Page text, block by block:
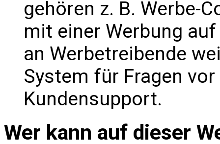
gehören z. B. Werbe-
mit einer Werbung
an Werbetreibende
System für Fragen
Kundensupport.
Wer kann auf dieser